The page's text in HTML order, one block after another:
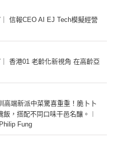
信報CEO AI EJ Tech模擬經營
香港01 老齡化新視角 在高齡亞
高端新派中菜驚喜重重！脆卜卜
，搭配不同口味干邑名釀。︱
Fung